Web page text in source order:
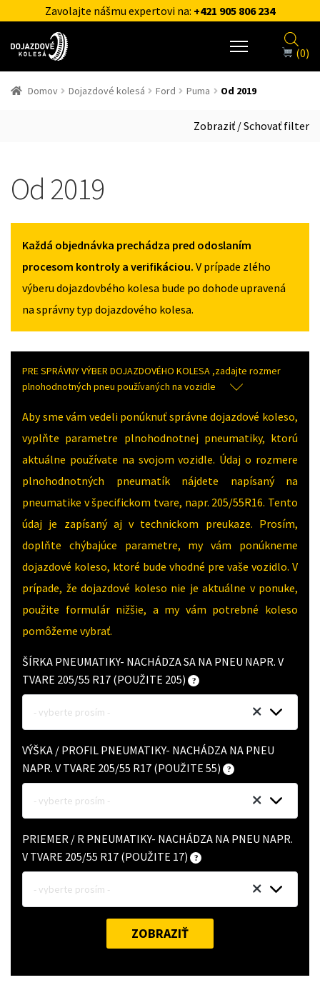
Zavolajte nášmu expertovi na: +421 905 806 234
(0)
Domov Dojazdové kolesá Ford Puma Od 2019
Zobraziť / Schovať filter
Od 2019
Každá objednávka prechádza pred odoslaním
procesom kontroly a verifikáciou. V prípade zlého
výberu dojazdovbého kolesa bude po dohode upravená
na správny typ dojazdového kolesa.
PRE SPRÁVNY VÝBER DOJAZDOVÉHO KOLESA ,zadajte rozmer
plnohodnotných pneu používaných na vozidle
Aby sme vám vedeli ponúknuť správne dojazdové koleso,
vyplňte parametre plnohodnotnej pneumatiky, ktorú
aktuálne používate na svojom vozidle. Údaj o rozmere
plnohodnotných pneumatík nájdete napísaný na
pneumatike v špecifickom tvare, napr. 205/55R16. Tento
údaj je zapísaný aj v technickom preukaze. Prosím,
doplňte chýbajúce parametre, my vám ponúkneme
dojazdové koleso, ktoré bude vhodné pre vaše vozidlo. V
prípade, že dojazdové koleso nie je aktuálne v ponuke,
použite formulár nižšie, a my vám potrebné koleso
pomôžeme vybrať.
ŠÍRKA PNEUMATIKY- NACHÁDZA SA NA PNEU NAPR. V
TVARE 205/55 R17 (POUŽITE 205)
- vyberte prosím -
VÝŠKA / PROFIL PNEUMATIKY- NACHÁDZA NA PNEU
NAPR. V TVARE 205/55 R17 (POUŽITE 55)
- vyberte prosím -
PRIEMER / R PNEUMATIKY- NACHÁDZA NA PNEU NAPR.
V TVARE 205/55 R17 (POUŽITE 17)
- vyberte prosím -
ZOBRAZIŤ